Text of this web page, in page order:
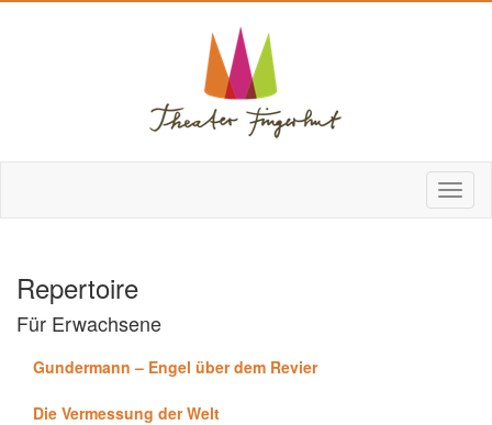
Repertoire
Für Erwachsene
Gundermann – Engel über dem Revier
Die Vermessung der Welt